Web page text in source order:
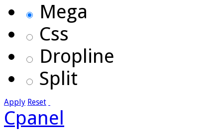
Mega
Css
Dropline
Split
Apply Reset
Cpanel